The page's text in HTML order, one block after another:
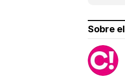
Sobre